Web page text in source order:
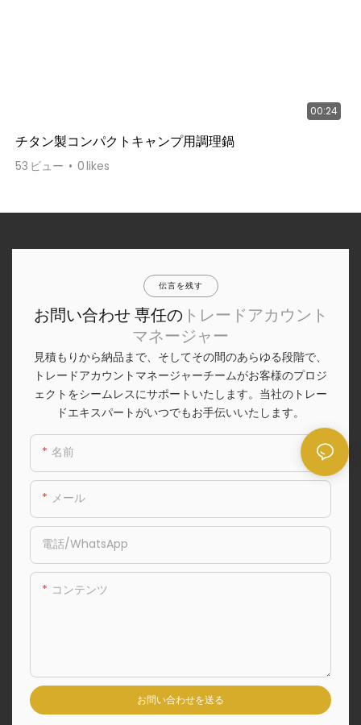
00:24
チタン製コンパクトキャンプ用調理鍋
53 ビュー 0likes
伝言を残す
お問い合わせ 専任の トレードアカウント
マネージャー
見積もりから納品まで、そしてその間のあらゆる段階で、
トレードアカウントマネージャーチームがお客様のプロジ
ェクトをシームレスにサポートいたします。当社のトレー
ドエキスパートがいつでもお手伝いいたします。
名前
メール
電話/WhatsApp
コンテンツ
お問い合わせを送る